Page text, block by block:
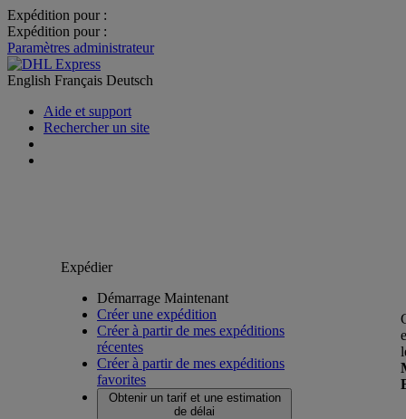
Expédition pour :
Expédition pour :
Paramètres administrateur
English Français Deutsch
Aide et support
Rechercher un site
Expédier
Démarrage Maintenant
Créer une expédition
Créer à partir de mes expéditions
récentes
Créer à partir de mes expéditions
favorites
Obtenir un tarif et une estimation
de délai